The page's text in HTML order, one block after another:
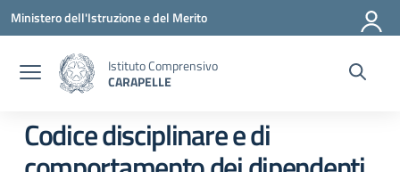
Vai ai contenuti
Vai al menu di navigazione
Vai al footer
Ministero dell'Istruzione e del Merito
Istituto Comprensivo
CARAPELLE
Codice disciplinare e di